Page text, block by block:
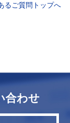
るご質問トップへ
合わせ